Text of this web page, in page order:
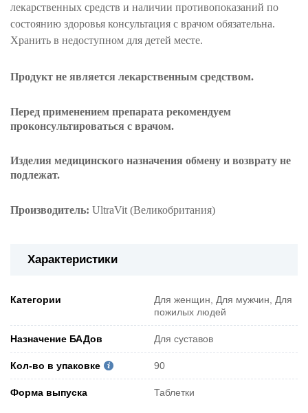
лекарственных средств и наличии противопоказаний по
состоянию здоровья консультация с врачом обязательна.
Хранить в недоступном для детей месте.
Продукт не является лекарственным средством.
Перед применением препарата рекомендуем
проконсультироваться с врачом.
Изделия медицинского назначения обмену и возврату не
подлежат.
Производитель: UltraVit (Великобритания)
Характеристики
Категории
Для женщин, Для мужчин, Для
пожилых людей
Назначение БАДов Для суставов
Кол-во в упаковке 90
Форма выпуска Таблетки